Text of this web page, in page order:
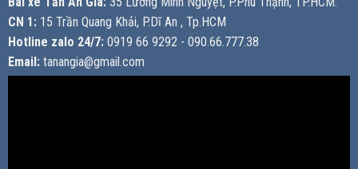
CN 1: 15 Trần Quang Khải, P.Dĩ An , Tp.HCM
Hotline zalo 24/7: 0919 66 9292 - 090.66.777.38
Email: tanangia@gmail.com